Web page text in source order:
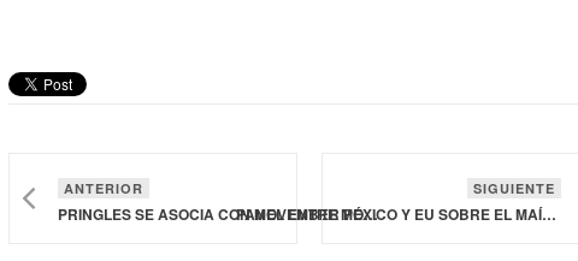
ANTERIOR
PRINGLES SE ASOCIA CON MOVEMBER POR QUINTO AÑO PARA APOYAR EL BIENESTAR MENTAL
SIGUIENTE
PANEL ENTRE MÉXICO Y EU SOBRE EL MAÍZ TRANSGÉNICO DARÁ SU FALLO EL 14 DE DICIEMBRE